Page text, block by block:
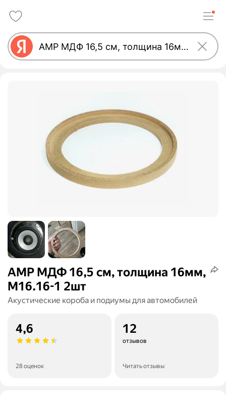
AMP МДФ 16,5 см, толщина 16мм,
М16.16-1 2шт
Акустические короба и подиумы для автомобилей
4,6
28 оценок
12
отзывов
Читать отзывы